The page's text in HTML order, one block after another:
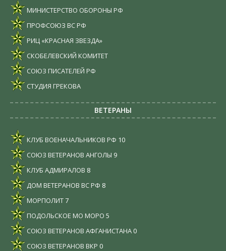
МИНИСТЕРСТВО ОБОРОНЫ РФ
ПРОФСОЮЗ ВС РФ
РИЦ «КРАСНАЯ ЗВЕЗДА»
СКОБЕЛЕВСКИЙ КОМИТЕТ
СОЮЗ ПИСАТЕЛЕЙ РФ
СТУДИЯ ГРЕКОВА
ВЕТЕРАНЫ
КЛУБ ВОЕНАЧАЛЬНИКОВ РФ 10
СОЮЗ ВЕТЕРАНОВ АНГОЛЫ 9
КЛУБ АДМИРАЛОВ 8
ДОМ ВЕТЕРАНОВ ВС РФ 8
МОРПОЛИТ7
ПОДОЛЬСКОЕ МО МОРО 5
СОЮЗ ВЕТЕРАНОВ АФГАНИСТАНА 0
СОЮЗ ВЕТЕРАНОВ ВКР 0